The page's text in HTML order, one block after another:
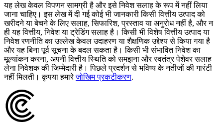
यह लेख केवल विपणन सामग्री है और इसे निवेश सलाह के रूप में नहीं लिया
जाना चाहिए। इस लेख में दी गई कोई भी जानकारी किसी वित्तीय उत्पाद को
खरीदने या बेचने के लिए सलाह, सिफारिश, प्रस्ताव या अनुरोध नहीं है, और न
ही यह वित्तीय, निवेश या ट्रेडिंग सलाह है। किसी भी विशेष वित्तीय उत्पाद या
निवेश रणनीति का उल्लेख केवल उदाहरण या शैक्षणिक उद्देश्य से किया गया है
और यह बिना पूर्व सूचना के बदल सकता है। किसी भी संभावित निवेश का
मूल्यांकन करना, अपनी वित्तीय स्थिति को समझना और स्वतंत्र पेशेवर सलाह
लेना निवेशक की जिम्मेदारी है। पिछले प्रदर्शन से भविष्य के नतीजों की गारंटी
नहीं मिलती। कृपया हमारे जोखिम प्रकटीकरण.